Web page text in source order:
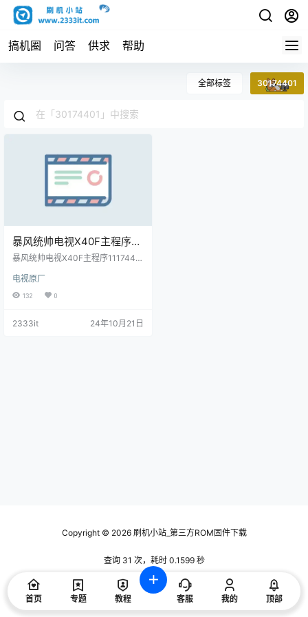
搞机圈 问答 供求 帮助
全部标签 30174401
暴风统帅电视X40F主程序
11174401屏程序30174401
PE1(C3)版本号V1.0.36原厂
程序U盘数据刷机包
暴风统帅电视X40F主程序1117440
0HJ6-PE1(C3)版本号V1.0.36原厂
程序U盘数据刷机包
电视原厂
132 0
2333it 24年10月21日
Copyright © 2026刷机小站_第三方ROM固件下载
查询 31 次，耗时 0.1599 秒
首页 专题 教程 客服 我的 顶部